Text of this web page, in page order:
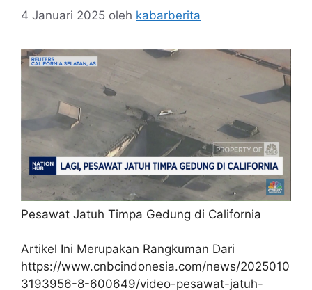
4 Januari 2025 oleh kabarberita
Pesawat Jatuh Timpa Gedung di California
Artikel Ini Merupakan Rangkuman Dari
https://www.cnbcindonesia.com/news/2025010
3193956-8-600649/video-pesawat-jatuh-